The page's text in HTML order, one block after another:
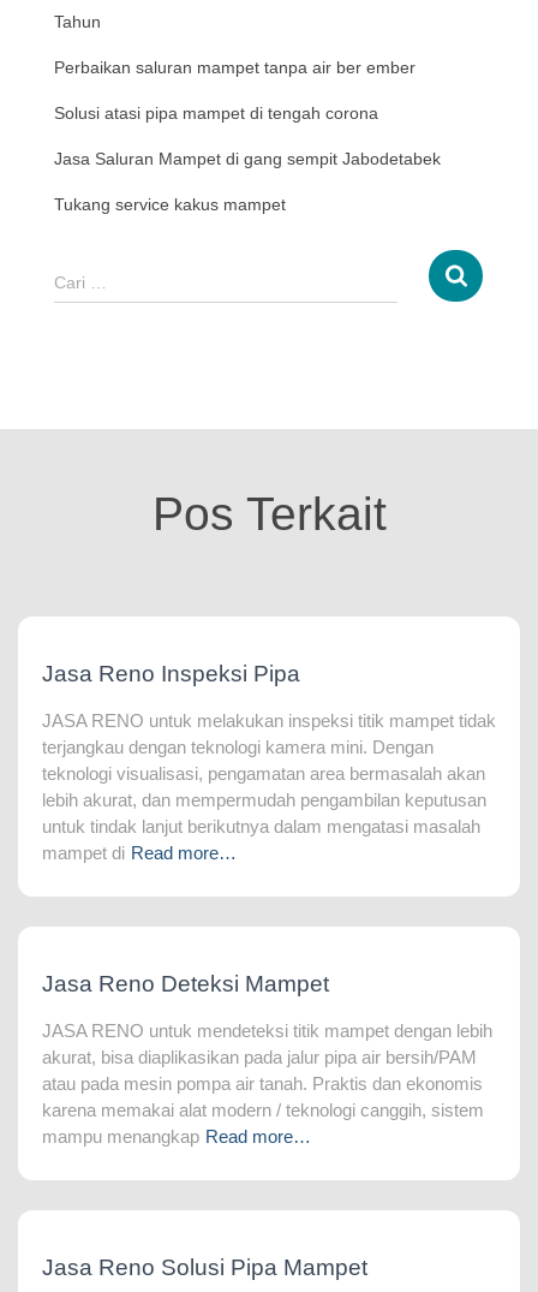
Tahun
Perbaikan saluran mampet tanpa air ber ember
Solusi atasi pipa mampet di tengah corona
Jasa Saluran Mampet di gang sempit Jabodetabek
Tukang service kakus mampet
Cari …
Pos Terkait
Jasa Reno Inspeksi Pipa
JASA RENO untuk melakukan inspeksi titik mampet tidak
terjangkau dengan teknologi kamera mini. Dengan
teknologi visualisasi, pengamatan area bermasalah akan
lebih akurat, dan mempermudah pengambilan keputusan
untuk tindak lanjut berikutnya dalam mengatasi masalah
mampet di Read more…
Jasa Reno Deteksi Mampet
JASA RENO untuk mendeteksi titik mampet dengan lebih
akurat, bisa diaplikasikan pada jalur pipa air bersih/PAM
atau pada mesin pompa air tanah. Praktis dan ekonomis
karena memakai alat modern / teknologi canggih, sistem
mampu menangkap Read more…
Jasa Reno Solusi Pipa Mampet